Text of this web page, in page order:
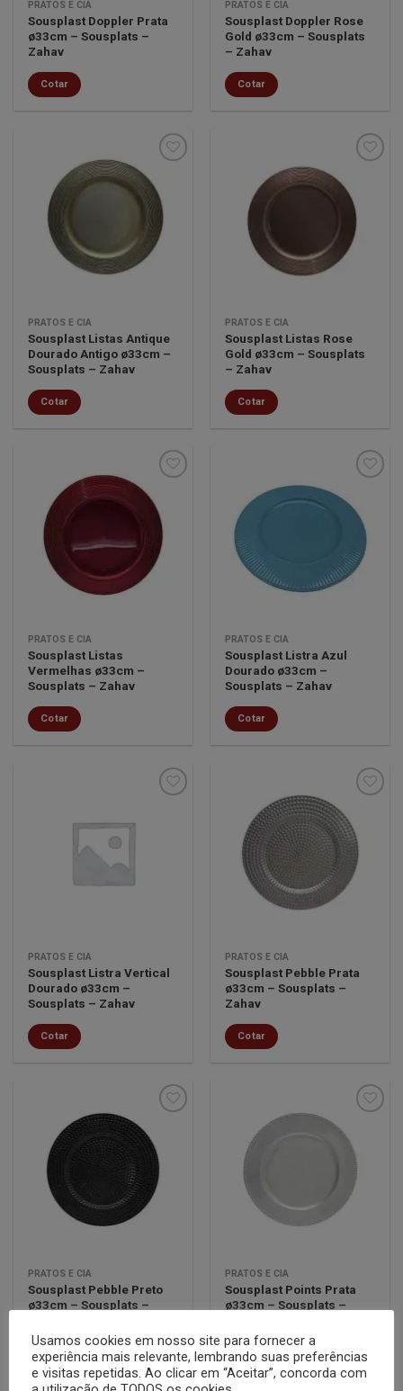
PRATOS E CIA
Sousplast Doppler Prata
ø33cm – Sousplats –
Zahav
Cotar
PRATOS E CIA
Sousplast Doppler Rose
Gold ø33cm – Sousplats
– Zahav
Cotar
Minha
lista de
desejos
PRATOS E CIA
Sousplast Listas Antique
Dourado Antigo ø33cm –
Sousplats – Zahav
Cotar
Minha
desejos
PRATOS E CIA
Sousplast Listas Rose
Gold ø33cm – Sousplats
– Zahav
Cotar
Minha
lista de
desejos
PRATOS E CIA
Sousplast Listas
Vermelhas ø33cm –
Sousplats – Zahav
Cotar
Minha
desejos
PRATOS E CIA
Sousplast Listra Azul
Dourado ø33cm –
Sousplats – Zahav
Cotar
PRATOS E CIA
Sousplast Listra Vertical
Dourado ø33cm –
Sousplats – Zahav
Cotar
Minha
lista de
desejos
PRATOS E CIA
Sousplast Pebble Prata
ø33cm – Sousplats –
Zahav
Cotar
Minha
lista de
desejos
PRATOS E CIA
Sousplast Pebble Preto
ø33cm – Sousplats –
Cotar
Minha
desejos
PRATOS E CIA
Sousplast Points Prata
ø33cm – Sousplats –
Cotar
Usamos cookies em nosso site para fornecer a
experiência mais relevante, lembrando suas preferências
e visitas repetidas. Ao clicar em “Aceitar”, concorda com